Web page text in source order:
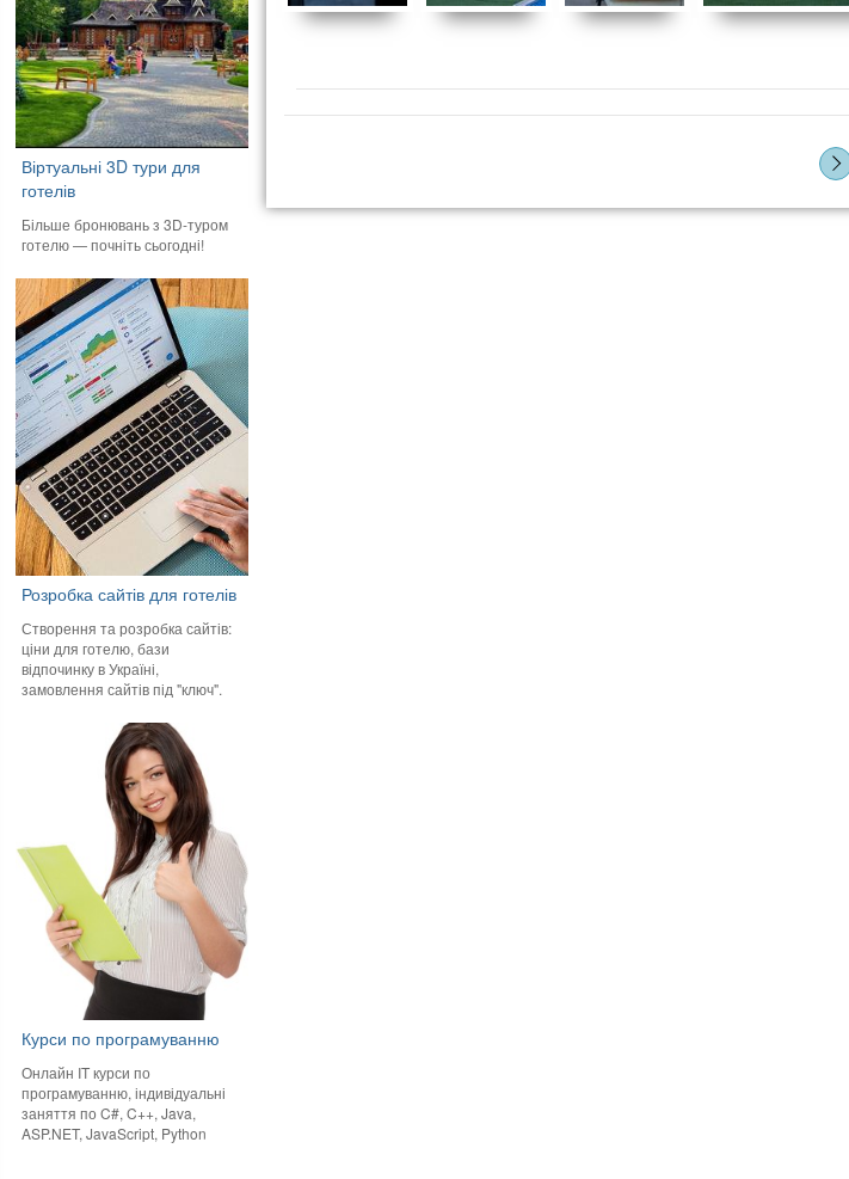
Віртуальні 3D тури для
готелів
Більше бронювань з 3D-туром
готелю — почніть сьогодні!
Розробка сайтів для готелів
Створення та розробка сайтів:
ціни для готелю, бази
відпочинку в Україні,
замовлення сайтів під "ключ".
Курси по програмуванню
Онлайн IT курси по
програмуванню, індивідуальні
заняття по C#, C++, Java,
ASP.NET, JavaScript, Python